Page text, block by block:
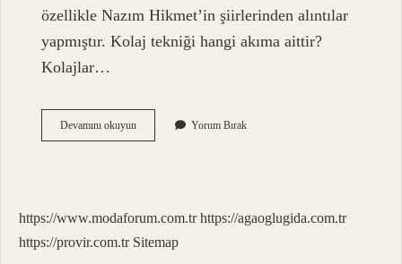
özellikle Nazım Hikmet’in şiirlerinden alıntılar
yapmıştır. Kolaj tekniği hangi akıma aittir?
Kolajlar…
Devamını okuyunKolaj
Montaj
Yorum Bırak
https://www.modaforum.com.tr https://agaoglugida.com.tr
https://provir.com.tr Sitemap